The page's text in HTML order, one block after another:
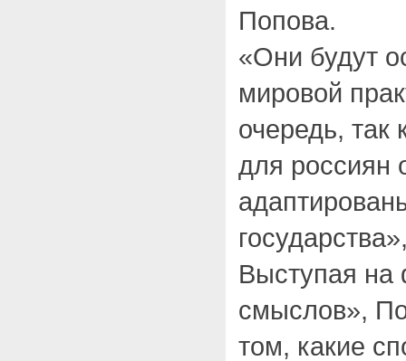
Попова.
«Они будут
мировой
очередь, так
для россиян
Выступая на
смыслов»,
том, какие